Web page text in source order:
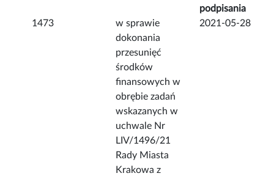
podpisania
1473
w sprawie
dokonania
przesunięć
środków
finansowych w
obrębie zadań
wskazanych w
uchwale Nr
LIV/1496/21
Rady Miasta
Krakowa z
2021-05-28